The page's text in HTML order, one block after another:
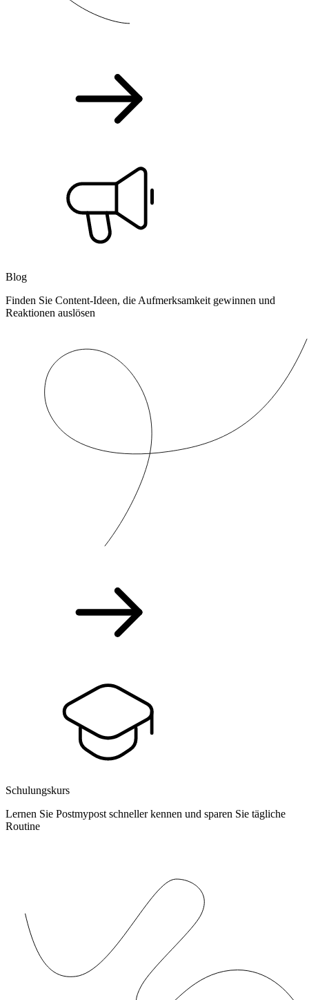
Blog
Finden Sie Content-Ideen, die Aufmerksamkeit gewinnen und
Reaktionen auslösen
Schulungskurs
Lernen Sie Postmypost schneller kennen und sparen Sie tägliche
Routine